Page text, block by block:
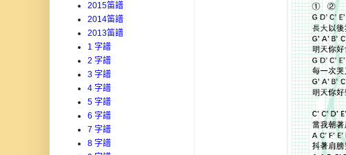
2015笛譜
2014笛譜
2013笛譜
1 字譜
2 字譜
3 字譜
4 字譜
5 字譜
6 字譜
7 字譜
8 字譜